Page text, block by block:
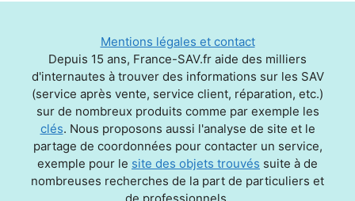
Mentions légales et contact
Depuis 15 ans, France-SAV.fr aide des milliers
d'internautes à trouver des informations sur les SAV
(service après vente, service client, réparation, etc.)
sur de nombreux produits comme par exemple les
clés. Nous proposons aussi l'analyse de site et le
partage de coordonnées pour contacter un service,
exemple pour le site des objets trouvés suite à de
nombreuses recherches de la part de particuliers et
de professionnels.